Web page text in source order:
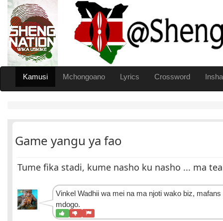
Kamusi Mchongoano Lyrics Crossword Insha
Game yangu ya fao
Tume fika stadi, kume nasho ku nasho ... ma
Vinkel Wadhii wa mei na ma njoti wako biz,
mdogo.